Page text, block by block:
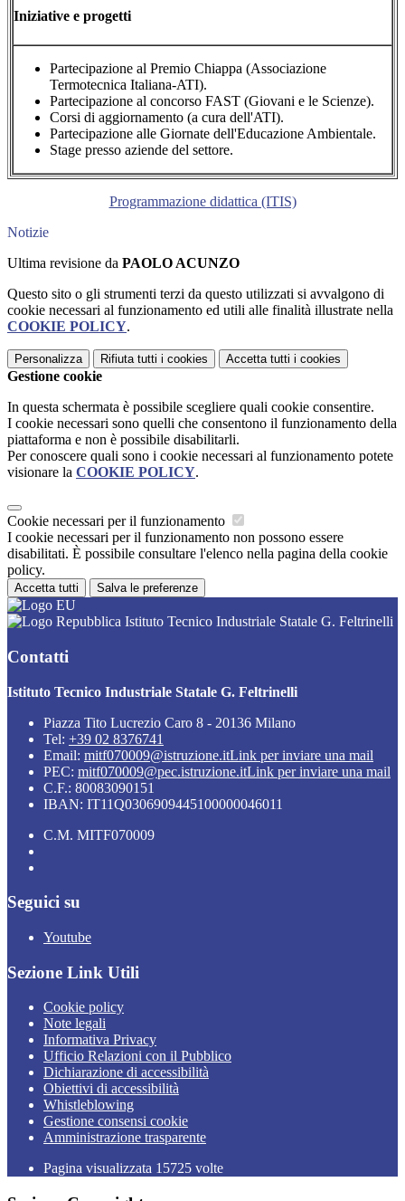
Iniziative e progetti
Partecipazione al Premio Chiappa (Associazione
Termotecnica Italiana-ATI).
Partecipazione al concorso FAST (Giovani e le Scienze).
Corsi di aggiornamento (a cura dell'ATI).
Partecipazione alle Giornate dell'Educazione Ambientale.
Stage presso aziende del settore.
Programmazione didattica (ITIS)
Notizie
Ultima revisione da PAOLO ACUNZO
Questo sito o gli strumenti terzi da questo utilizzati si avvalgono di
cookie necessari al funzionamento ed utili alle finalità illustrate nella
COOKIE POLICY.
Personalizza Rifiuta tutti i cookies Accetta tutti i cookies
Gestione cookie
In questa schermata è possibile scegliere quali cookie consentire.
I cookie necessari sono quelli che consentono il funzionamento della
piattaforma e non è possibile disabilitarli.
Per conoscere quali sono i cookie necessari al funzionamento potete
visionare la COOKIE POLICY.
Cookie necessari per il funzionamento
I cookie necessari per il funzionamento non possono essere
disabilitati. È possibile consultare l'elenco nella pagina della cookie
policy.
Accetta tutti Salva le preferenze
Istituto Tecnico Industriale Statale G. Feltrinelli
Contatti
Istituto Tecnico Industriale Statale G. Feltrinelli
Piazza Tito Lucrezio Caro 8 - 20136 Milano
Tel: +39 02 8376741
Email: mitf070009@istruzione.itLink per inviare una mail
PEC: mitf070009@pec.istruzione.itLink per inviare una mail
C.F.: 80083090151
IBAN: IT11Q0306909445100000046011
C.M. MITF070009
Seguici su
Youtube
Sezione Link Utili
Cookie policy
Note legali
Informativa Privacy
Ufficio Relazioni con il Pubblico
Dichiarazione di accessibilità
Obiettivi di accessibilità
Whistleblowing
Gestione consensi cookie
Amministrazione trasparente
Pagina visualizzata 15725 volte